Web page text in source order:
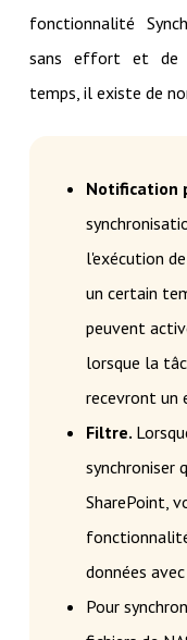
fonctionnalité
sans effort et de
temps, il existe de
Notification
l'exécution
un certain
peuvent
lorsque la
recevront un
Filtre.
synchroniser
SharePoint,
données
Pour